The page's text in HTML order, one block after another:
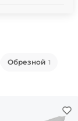
Обрезной 1